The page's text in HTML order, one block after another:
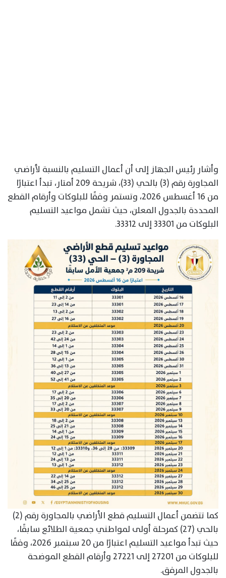
وأشار رئيس الجهاز إلى أن أعمال التسليم بالنسبة لأراضي
المجاورة رقم (3) بالحي (33)، شريحة 209 أمتار، تبدأ اعتبارًا
من 16 أغسطس 2026، وتستمر وفقًا للبلوكات وأرقام القطع
المحددة بالجدول المعلن، حيث تشمل مواعيد التسليم
البلوكات من 33301 إلى 33312.
كما تتضمن أعمال التسليم قطع الأراضي بالمجاورة رقم (2)
بالحي (27) كمرحلة أولى لمواطني جمعية الطلائع سابقًا،
حيث تبدأ مواعيد التسليم اعتبارًا من 20 سبتمبر 2026، وفقًا
للبلوكات من 27201 إلى 27221 وأرقام القطع الموضحة
بالجدول المرفق.